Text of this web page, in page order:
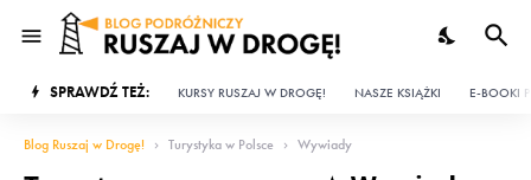
SPRAWDŹ TEŻ: KURSY RUSZAJ W DROGĘ! NASZE KSIĄŻKI E-BOOKI
Blog Ruszaj w Drogę! Turystyka w Polsce Wywiady